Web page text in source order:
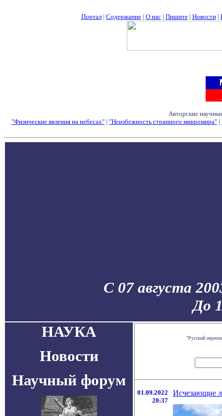
Портал| Содержание| О нас| Пишите| Новости|
Авторские
"Физические явления на небесах" | "Неизбежность странного микромира" |
С 07 августа
До
НАУКА
Новости
Научный форум
"Русский
01.09.2022
20:37
Исчезающие